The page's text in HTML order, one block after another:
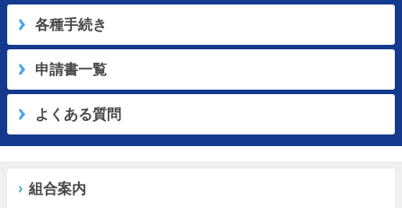
各種手続き
申請書一覧
よくある質問
組合案内